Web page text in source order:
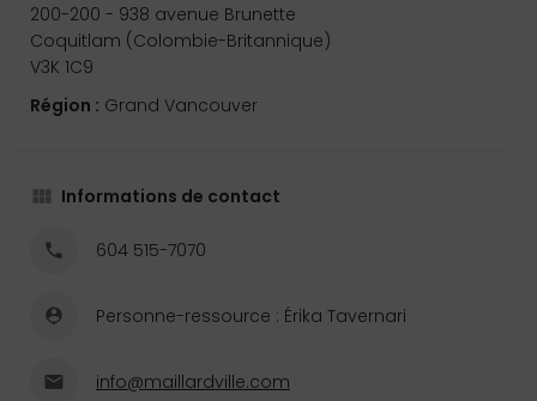
200-200 - 938 avenue Brunette
Coquitlam (Colombie-Britannique)
V3K 1C9
Région : Grand Vancouver
Informations de contact
604 515-7070
Personne-ressource : Érika Tavernari
info@maillardville.com